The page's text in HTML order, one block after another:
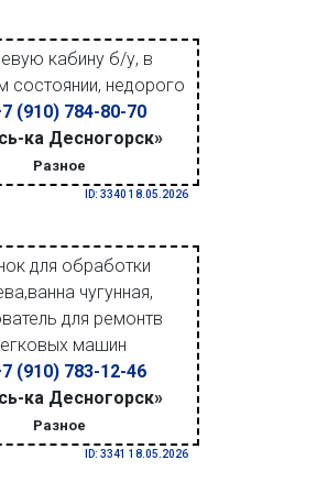
кабину б/у, в
состоянии, недорого
(910) 784-80-70
ка Десногорск»
Разное
ID: 3340 18.05.2026
для обработки
чугунная,
для ремонтв
машин
(910) 783-12-46
ка Десногорск»
Разное
ID: 3341 18.05.2026